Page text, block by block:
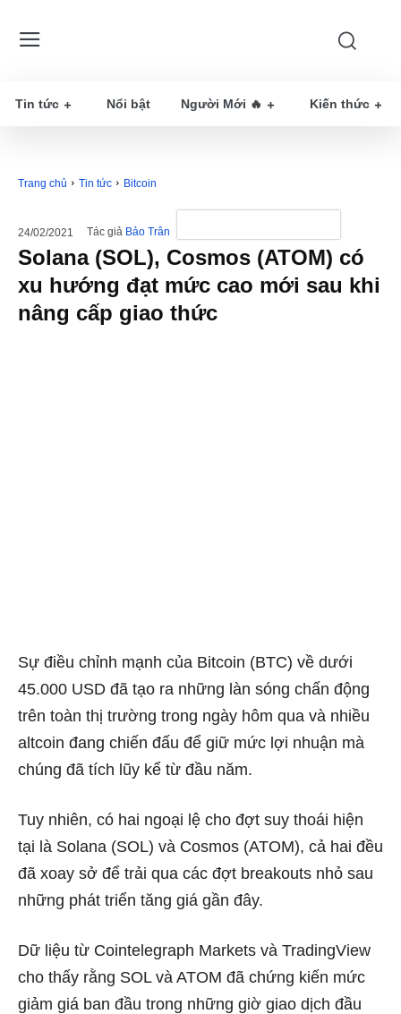
Tin tức Nổi bật Người Mới 🔥 Kiến thức
Trang chủ Tin tức Bitcoin
24/02/2021 Tác giả Bảo Trân
Solana (SOL), Cosmos (ATOM) có
xu hướng đạt mức cao mới sau khi
nâng cấp giao thức
Sự điều chỉnh mạnh của Bitcoin (BTC) về dưới
45.000 USD đã tạo ra những làn sóng chấn động
trên toàn thị trường trong ngày hôm qua và nhiều
altcoin đang chiến đấu để giữ mức lợi nhuận mà
chúng đã tích lũy kể từ đầu năm.
Tuy nhiên, có hai ngoại lệ cho đợt suy thoái hiện
tại là Solana (SOL) và Cosmos (ATOM), cả hai đều
đã xoay sở để trải qua các đợt breakouts nhỏ sau
những phát triển tăng giá gần đây.
Dữ liệu từ Cointelegraph Markets và TradingView
cho thấy rằng SOL và ATOM đã chứng kiến ​​mức
giảm giá ban đầu trong những giờ giao dịch đầu